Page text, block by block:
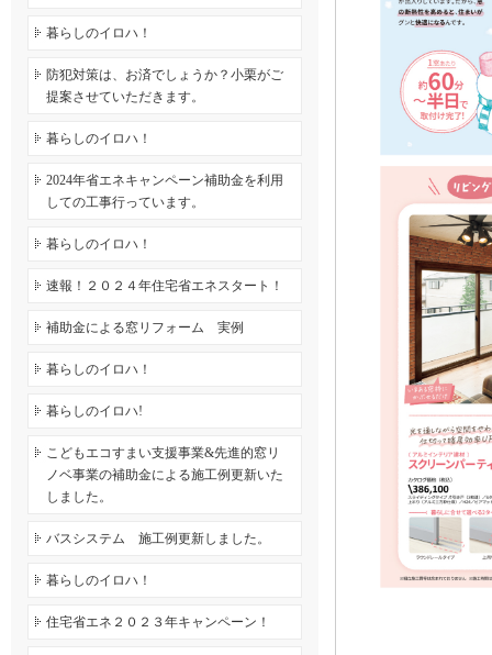
暮らしのイロハ！
防犯対策は、お済でしょうか？小栗がご
提案させていただきます。
暮らしのイロハ！
2024年省エネキャンペーン補助金を利用
しての工事行っています。
暮らしのイロハ！
速報！２０２４年住宅省エネスタート！
補助金による窓リフォーム 実例
暮らしのイロハ！
暮らしのイロハ!
こどもエコすまい支援事業&先進的窓リ
ノベ事業の補助金による施工例更新いた
しました。
バスシステム 施工例更新しました。
暮らしのイロハ！
住宅省エネ２０２３年キャンペーン！